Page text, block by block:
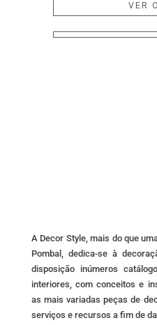
VER
A Decor Style, mais do que
Pombal, dedica-se à
disposição inúmeros
interiores, com conceitos e
as mais variadas peças de
serviços e recursos a fim de